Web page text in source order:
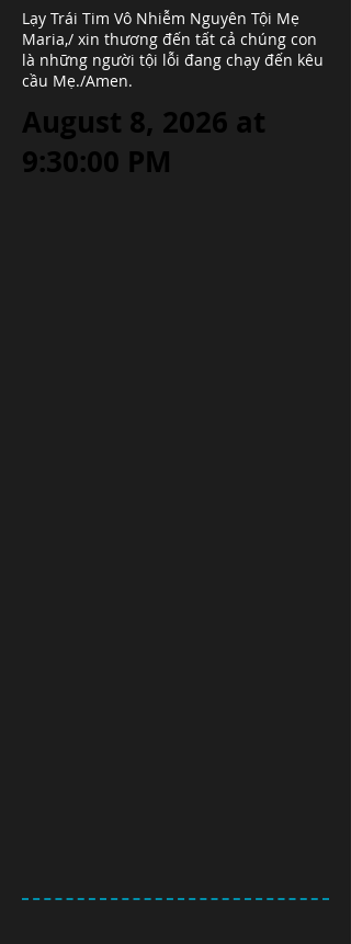
Lạy Trái Tim Vô Nhiễm Nguyên Tội Mẹ
Maria,/ xin thương đến tất cả chúng con
là những người tội lỗi đang chạy đến kêu
cầu Mẹ./Amen.
August 8, 2026 at
9:30:00 PM